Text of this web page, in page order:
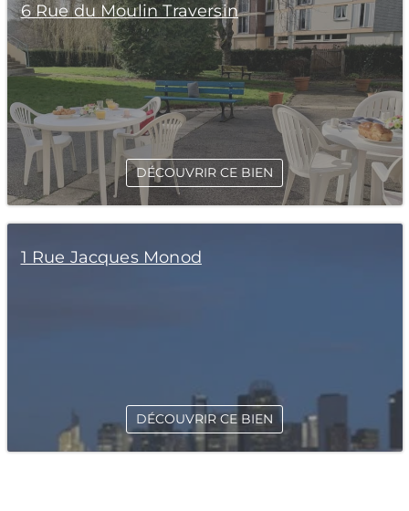
6 Rue du Moulin Traversin
DÉCOUVRIR CE BIEN
1 Rue Jacques Monod
DÉCOUVRIR CE BIEN